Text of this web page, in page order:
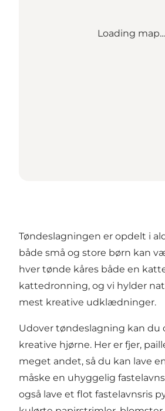
Loading map...
Tøndeslagningen er opdelt i
både små og store børn kan
hver tønde kåres både en
kattedronning, og vi hylder
mest kreative udklædninger.
Udover tøndeslagning kan du
kreative hjørne. Her er fjer,
meget andet, så du kan lave
måske en uhyggelig
også lave et flot fastelavnsris